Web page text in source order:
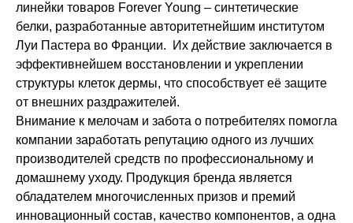
линейки товаров Forever Young – синтетические
белки, разработанные авторитетнейшим институтом
Луи Пастера во Франции. Их действие заключается в
эффективнейшем восстановлении и укреплении
структуры клеток дермы, что способствует её защите
от внешних раздражителей.
Внимание к мелочам и забота о потребителях помогла
компании заработать репутацию одного из лучших
производителей средств по профессиональному и
домашнему уходу. Продукция бренда является
обладателем многочисленных призов и премий
инновационный состав, качество компонентов, а одна